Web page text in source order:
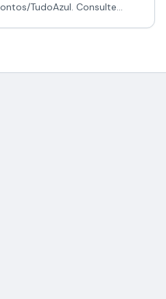
TudoAzul. Consulte